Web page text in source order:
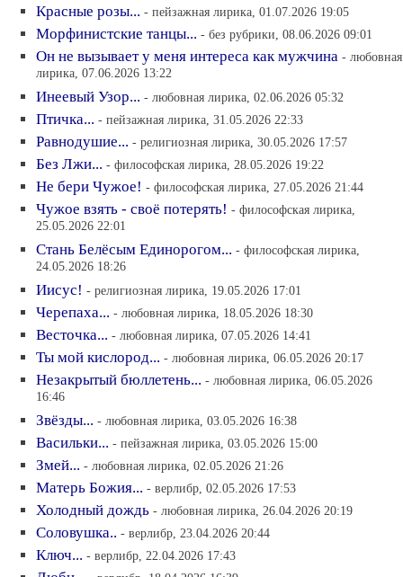
Красные розы... - пейзажная лирика, 01.07.2026 19:05
Морфинистские танцы... - без рубрики, 08.06.2026 09:01
Он не вызывает у меня интереса как мужчина - любовная
лирика, 07.06.2026 13:22
Инеевый Узор... - любовная лирика, 02.06.2026 05:32
Птичка... - пейзажная лирика, 31.05.2026 22:33
Равнодушие... - религиозная лирика, 30.05.2026 17:57
Без Лжи... - философская лирика, 28.05.2026 19:22
Не бери Чужое! - философская лирика, 27.05.2026 21:44
Чужое взять - своё потерять! - философская лирика,
25.05.2026 22:01
Стань Белёсым Единорогом... - философская лирика,
24.05.2026 18:26
Иисус! - религиозная лирика, 19.05.2026 17:01
Черепаха... - любовная лирика, 18.05.2026 18:30
Весточка... - любовная лирика, 07.05.2026 14:41
Ты мой кислород... - любовная лирика, 06.05.2026 20:17
Незакрытый бюллетень... - любовная лирика, 06.05.2026
16:46
Звёзды... - любовная лирика, 03.05.2026 16:38
Васильки... - пейзажная лирика, 03.05.2026 15:00
Змей... - любовная лирика, 02.05.2026 21:26
Матерь Божия... - верлибр, 02.05.2026 17:53
Холодный дождь - любовная лирика, 26.04.2026 20:19
Соловушка.. - верлибр, 23.04.2026 20:44
Ключ... - верлибр, 22.04.2026 17:43